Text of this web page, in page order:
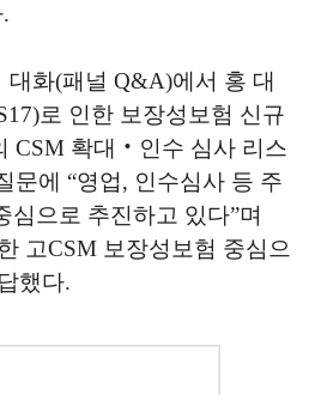
화(패널 Q&A)에서 홍 대
로 인한 보장성보험 신규
CSM 확대‧인수 심사 리스
문에 “영업, 인수심사 등 주
심으로 추진하고 있다”며
고CSM 보장성보험 중심으
했다.